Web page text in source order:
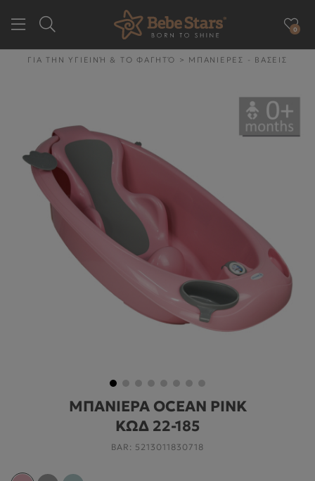
GR EN
ΕΤΑΙΡΕΙΑ
ΓΙΑ ΤΗΝ ΒΟΛΤΑ
ΓΙΑ ΤΟ ΑΥΤΟΚΙΝΗΤΟ
ΓΙΑ ΤΗΝ ΥΓΙΕΙΝΉ & ΤΟ
0
ΓΙΑ ΤΗΝ ΥΓΙΕΙΝΉ & ΤΟ ΦΑΓΗΤΌ > ΜΠΑΝΙΕΡΕΣ - ΒΑΣΕΙΣ
ΜΠΑΝΙΕΡΑ OCEAN PINK
ΚΩΔ 22-185
BAR: 5213011830718